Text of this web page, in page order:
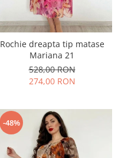
Rochie dreapta tip matase
Mariana 21
528,00 RON
274,00 RON
-48%